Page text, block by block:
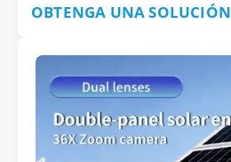
OBTENGA UNA SOLUCIÓN